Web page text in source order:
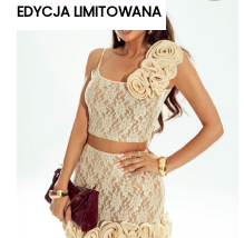
EDYCJA LIMITOWANA Dodaj do
ulubionych